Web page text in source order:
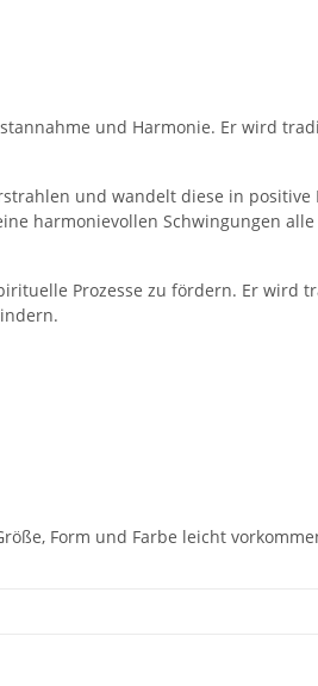
und Harmonie. Er wird
und wandelt diese in
harmonievollen Schwingungen alle
Prozesse zu fördern. Er
Form und Farbe leicht